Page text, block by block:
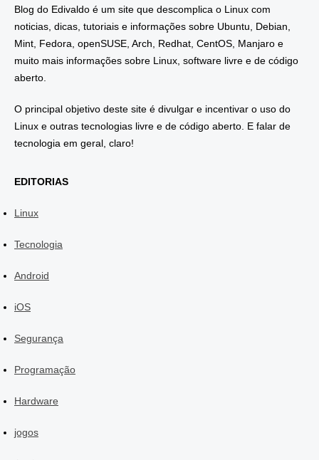
Blog do Edivaldo é um site que descomplica o Linux com
noticias, dicas, tutoriais e informações sobre Ubuntu, Debian,
Mint, Fedora, openSUSE, Arch, Redhat, CentOS, Manjaro e
muito mais informações sobre Linux, software livre e de código
aberto.
O principal objetivo deste site é divulgar e incentivar o uso do
Linux e outras tecnologias livre e de código aberto. E falar de
tecnologia em geral, claro!
EDITORIAS
Linux
Tecnologia
Android
iOS
Segurança
Programação
Hardware
jogos